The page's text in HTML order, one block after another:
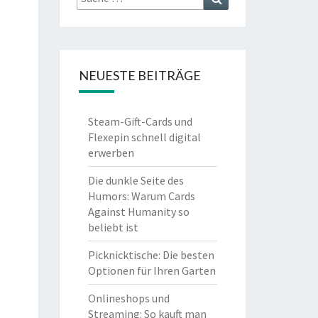
nach:
NEUESTE BEITRÄGE
Steam-Gift-Cards und
Flexepin schnell digital
erwerben
Die dunkle Seite des
Humors: Warum Cards
Against Humanity so
beliebt ist
Picknicktische: Die besten
Optionen für Ihren Garten
Onlineshops und
Streaming: So kauft man